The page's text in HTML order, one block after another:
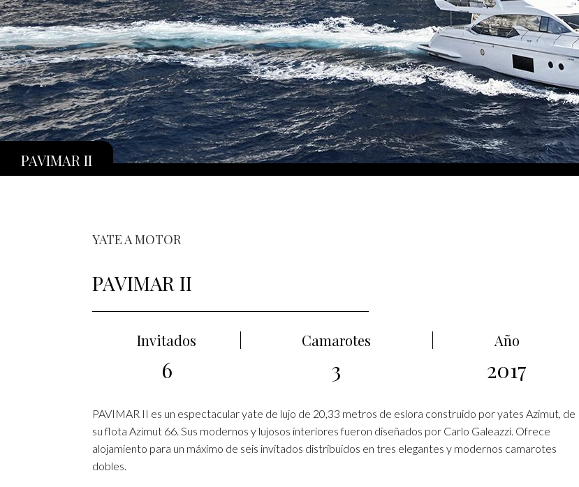
PAVIMAR II
YATE A MOTOR
PAVIMAR II
Invitados Camarotes Año
6 3 2017
PAVIMAR II es un espectacular yate de lujo de 20,33 metros de eslora construido por yates Azimut, de
su flota Azimut 66. Sus modernos y lujosos interiores fueron diseñados por Carlo Galeazzi. Ofrece
alojamiento para un máximo de seis invitados distribuidos en tres elegantes y modernos camarotes
dobles.